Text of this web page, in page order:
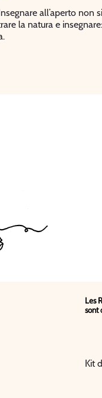
all’aperto non
la natura e
Les
sont
Kit